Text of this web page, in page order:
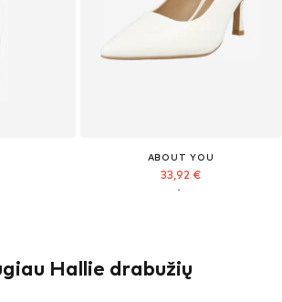
ABOUT YOU
33,92 €
Hallie drabužių